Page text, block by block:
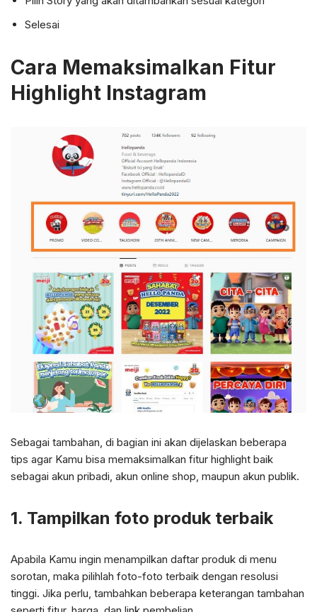
Selesai
Cara Memaksimalkan Fitur
Highlight Instagram
Sebagai tambahan, di bagian ini akan dijelaskan beberapa
tips agar Kamu bisa memaksimalkan fitur highlight baik
sebagai akun pribadi, akun online shop, maupun akun publik.
1. Tampilkan foto produk terbaik
Apabila Kamu ingin menampilkan daftar produk di menu
sorotan, maka pilihlah foto-foto terbaik dengan resolusi
tinggi. Jika perlu, tambahkan beberapa keterangan tambahan